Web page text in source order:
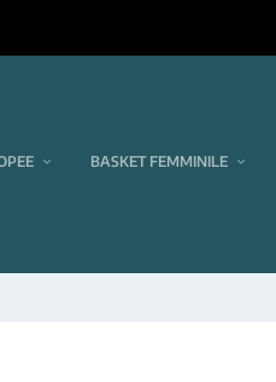
BASKET FEMMINILE